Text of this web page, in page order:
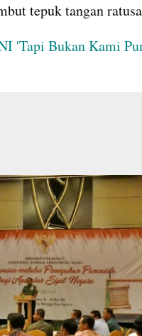
tepuk tangan
'Tapi Bukan Kami